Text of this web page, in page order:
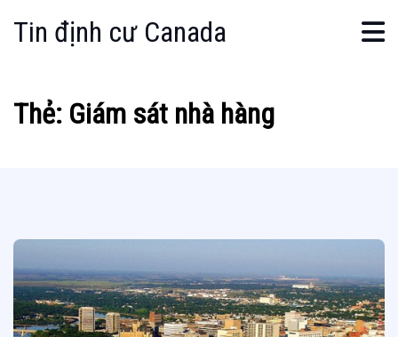
Tin định cư Canada
Thẻ: Giám sát nhà hàng